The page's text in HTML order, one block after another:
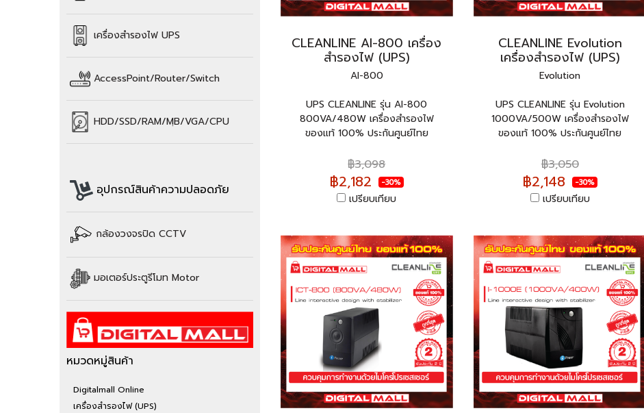
CLEANLINE AI-800 เครื่อง
สำรองไฟ (UPS)
AI-800
UPS CLEANLINE รุ่น AI-800
800VA/480W เครื่องสำรองไฟ
ของแท้ 100% ประกันศูนย์ไทย
฿3,098
฿2,182 -30%
เปรียบเทียบ
CLEANLINE Evolution
เครื่องสำรองไฟ (UPS)
Evolution
UPS CLEANLINE รุ่น Evolution
1000VA/500W เครื่องสำรองไฟ
ของแท้ 100% ประกันศูนย์ไทย
฿3,050
฿2,148 -30%
เปรียบเทียบ
เครื่องสำรองไฟ UPS
AccessPoint/Router/Switch
HDD/SSD/RAM/MฺB/VGA/CPU
อุปกรณ์สินค้าความปลอดภัย
กล้องวงจรปิด CCTV
มอเตอร์ประตูรีโมท Motor
หมวดหมู่สินค้า
Digitalmall Online
เครื่องสำรองไฟ (UPS)